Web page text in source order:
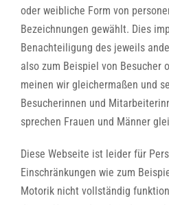
oder weibliche Form von
Bezeichnungen gewählt. Dies
Benachteiligung des jeweils
also zum Beispiel von Besucher
meinen wir gleichermaßen und
Besucherinnen und
sprechen Frauen und Männer
Diese Webseite ist leider für
Einschränkungen wie zum
Motorik nicht vollständig